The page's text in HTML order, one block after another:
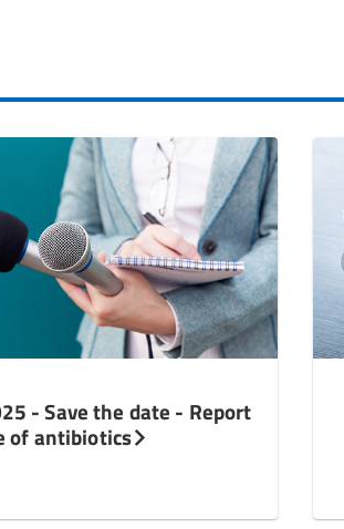
- Save the date - Report
of antibiotics